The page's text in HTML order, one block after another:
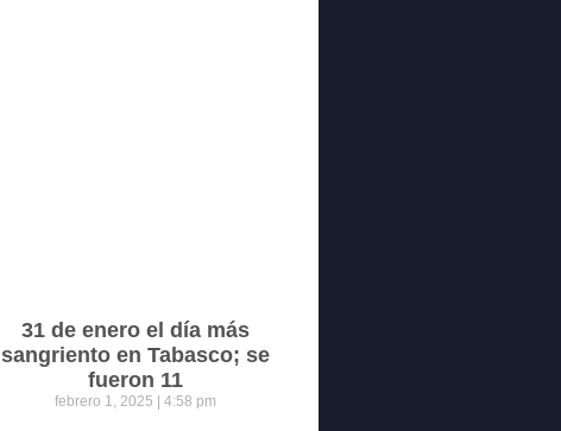
31 de enero el día más
sangriento en Tabasco; se
fueron 11
febrero 1, 2025 4:58 pm